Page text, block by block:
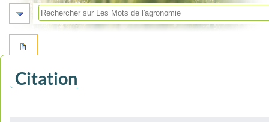
Citation